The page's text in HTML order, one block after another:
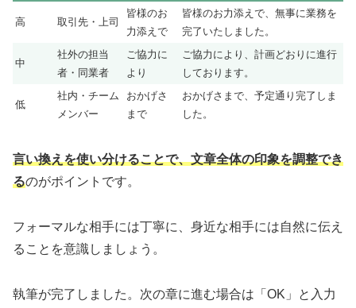
高 取引先・上司
皆様のお
力添えで
皆様のお力添えで、無事に業務を
完了いたしました。
中
社外の担当
者・同業者
ご協力に
より
ご協力により、計画どおりに進行
しております。
低
社内・チーム
メンバー
おかげさ
まで
おかげさまで、予定通り完了しま
した。
言い換えを使い分けることで、文章全体の印象を調整でき
るのがポイントです。
フォーマルな相手には丁寧に、身近な相手には自然に伝え
ることを意識しましょう。
執筆が完了しました。次の章に進む場合は「OK」と入力